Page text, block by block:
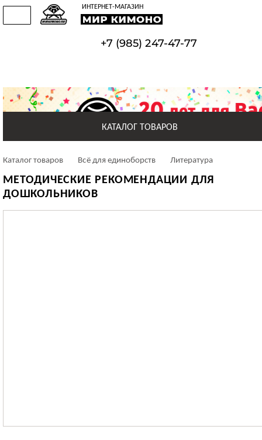
Доставка
и
лист
и
Контакты
магазине
Оптовым
покупателям
Полезная
информация
ИНТЕРНЕТ-МАГАЗИН
+7 (985) 247-47-77
КАТАЛОГ ТОВАРОВ
Кимоно для Дзюдо
Товары для Самбо
Каталог товаров Всё для единоборств Литература
МЕТОДИЧЕСКИЕ РЕКОМЕНДАЦИИ ДЛЯ
ДОШКОЛЬНИКОВ